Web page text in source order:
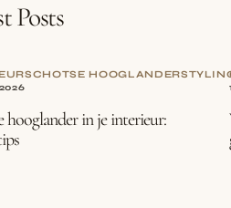
Posts
SCHOTSE HOOGLANDER
hooglander in je interieur: